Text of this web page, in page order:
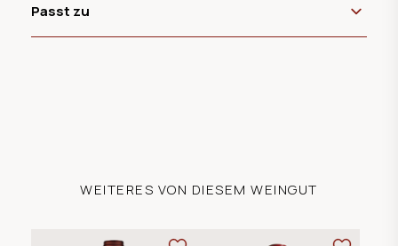
Passt zu
WEITERES VON DIESEM WEINGUT